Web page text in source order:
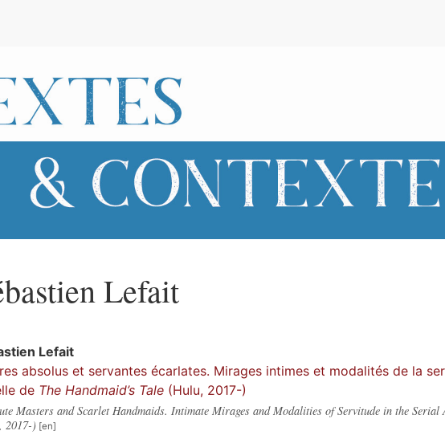
Lefait
Lefait
absolus et servantes écarlates. Mirages intimes et modalités de la
de The Handmaid’s Tale (Hulu, 2017-)
Masters and Scarlet Handmaids. Intimate Mirages and Modalities of Servitude in the
2017-)